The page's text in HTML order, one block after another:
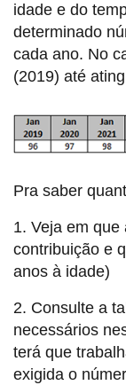
idade e do
determinado
cada ano. No
(2019) até
Pra saber
1. Veja em
contribuição e
anos à idade)
2. Consulte a
necessários
terá que
exigida o